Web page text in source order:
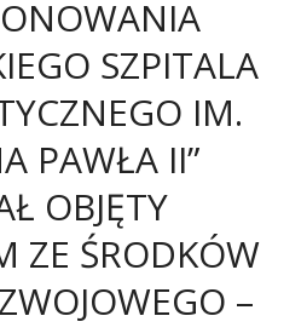
SZPITALA
IM.
PAWŁA II”
OBJĘTY
ZE ŚRODKÓW
–